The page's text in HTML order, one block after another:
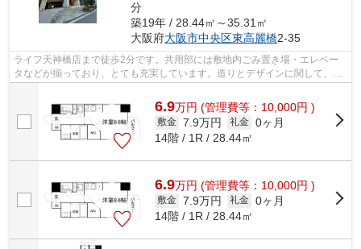
分
築19年 / 28.44㎡～35.31㎡
大阪府大阪市中央区東高麗橋2-35
ライフ天神橋店まで徒歩2分です。共用部には敷地内ごみ置き場・エレベー
タなどが揃っており、とても充実しています。造りとデザインに関して、自
6.9万円 (管理費等：10,000円 )
敷金 7.9万円 礼金 0ヶ月
14階 / 1R / 28.44㎡
6.9万円 (管理費等：10,000円 )
敷金 7.9万円 礼金 0ヶ月
14階 / 1R / 28.44㎡